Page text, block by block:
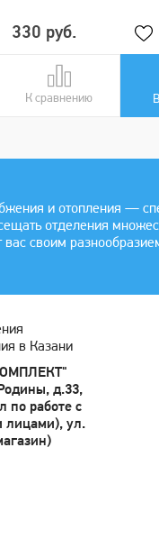
330 руб.
К сравнению
В сравнении
и отопления —
отделения
своим
в Казани
д.33,
по работе с
лицами), ул.